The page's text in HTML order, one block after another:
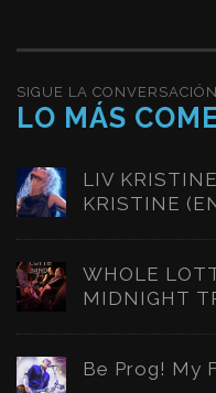
SIGUE LA CONVERSACIÓN
LO MÁS
LIV
KRISTINE
WHOLE
MIDNIGHT
Be Prog! My